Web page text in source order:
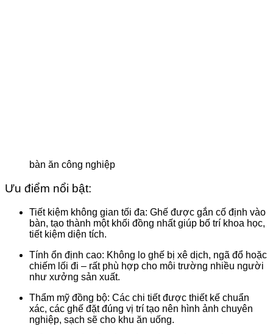
bàn ăn công nghiệp
Ưu điểm nổi bật:
Tiết kiệm không gian tối đa: Ghế được gắn cố định vào
bàn, tạo thành một khối đồng nhất giúp bố trí khoa học,
tiết kiệm diện tích.
Tính ổn định cao: Không lo ghế bị xê dịch, ngã đổ hoặc
chiếm lối đi – rất phù hợp cho môi trường nhiều người
như xưởng sản xuất.
Thẩm mỹ đồng bộ: Các chi tiết được thiết kế chuẩn
xác, các ghế đặt đúng vị trí tạo nên hình ảnh chuyên
nghiệp, sạch sẽ cho khu ăn uống.